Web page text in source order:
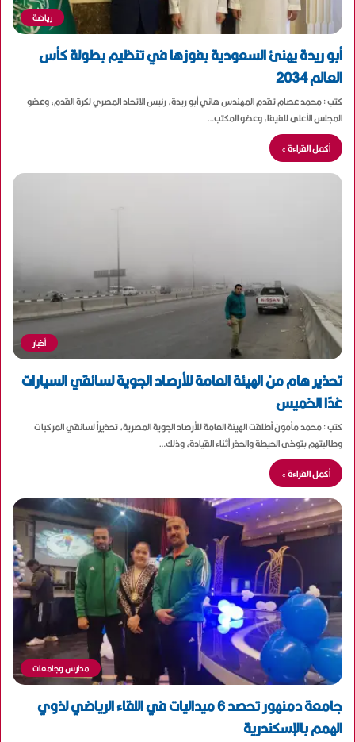
رياضة
أبو ريدة يهنئ السعودية بفوزها في تنظيم بطولة كأس
العالم 2034
كتب : محمد عصام تقدم المهندس هاني أبو ريدة، رئيس الاتحاد المصري لكرة القدم، وعضو
المجلس الأعلى للفيفا، وعضو المكتب…
أكمل القراءة »
أخبار
تحذير هام من الهيئة العامة للأرصاد الجوية لسائقي السيارات
غدًا الخميس
كتب : محمد مأمون أطلقت الهيئة العامة للأرصاد الجوية المصرية، تحذيراً لسائقي المركبات
وطالبتهم بتوخى الحيطة والحذر أثناء القيادة، وذلك…
أكمل القراءة »
مدارس وجامعات
جامعة دمنهور تحصد 6 ميداليات في اللقاء الرياضي لذوي
الهمم بالإسكندرية